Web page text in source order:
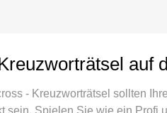
auf
- Kreuzworträtsel sollten
sein. Spielen Sie wie ein Profi